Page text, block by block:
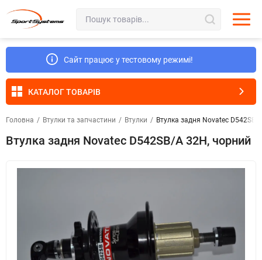
Сайт працює у тестовому режимі!
КАТАЛОГ ТОВАРІВ
Головна / Втулки та запчастини / Втулки / Втулка задня Novatec D542SB/
Втулка задня Novatec D542SB/A 32H, чорний